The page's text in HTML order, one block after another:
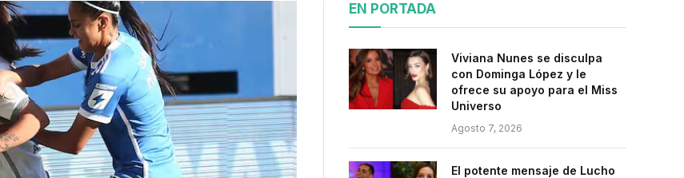
EN PORTADA
Viviana Nunes se disculpa
con Dominga López y le
ofrece su apoyo para el Miss
Universo
Agosto 7, 2026
El potente mensaje de Lucho